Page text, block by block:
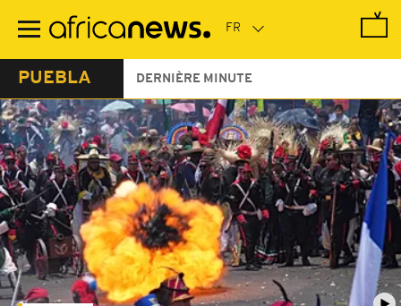
contenu
PUEBLA DERNIÈRE MINUTE